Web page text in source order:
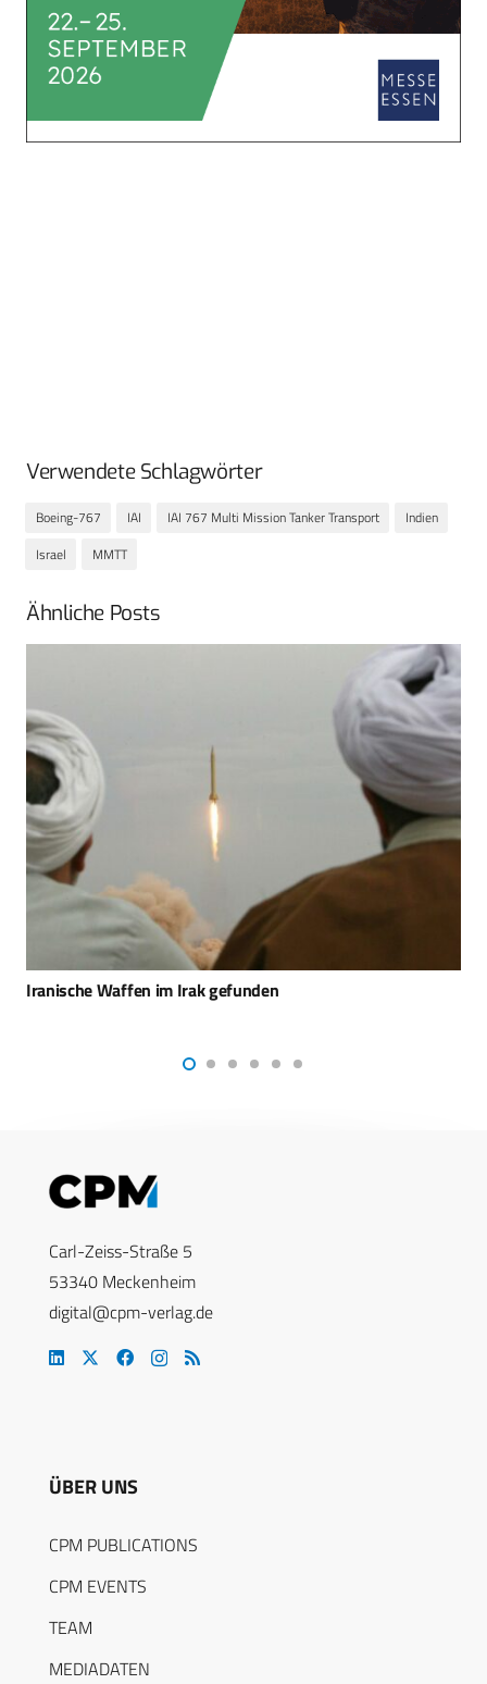
Verwendete Schlagwörter
Boeing-767 IAI IAI 767 Multi Mission Tanker Transport
Indien
Israel
MMTT
Ähnliche Posts
Elbit testet erfolgreich luftgestützte Laserwaffe
Carl-Zeiss-Straße 5
53340 Meckenheim
digital@cpm-verlag.de
ÜBER UNS
CPM PUBLICATIONS
CPM EVENTS
TEAM
MEDIADATEN